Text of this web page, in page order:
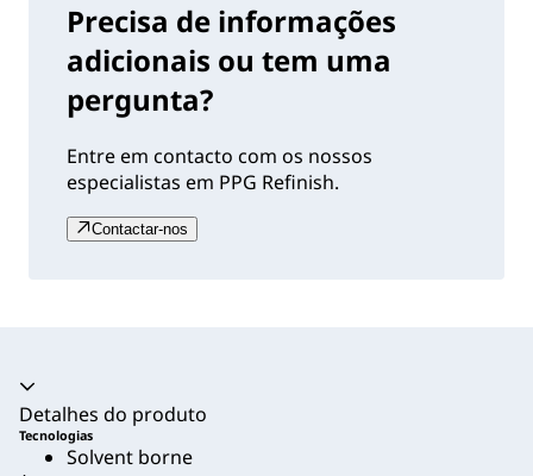
Precisa de informações
adicionais ou tem uma
pergunta?
Entre em contacto com os nossos
especialistas em PPG Refinish.
Contactar-nos
Acordeão recolhido
Detalhes do produto
Tecnologias
Solvent borne